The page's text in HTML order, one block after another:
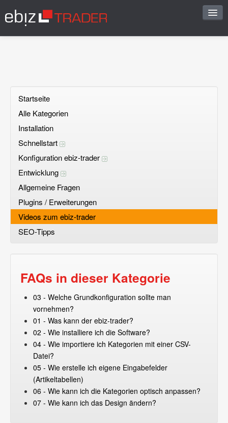
Frage stellen
Registrieren
Einloggen
Startseite
Alle Kategorien
Installation
Schnellstart
Konfiguration ebiz-trader
Entwicklung
Allgemeine Fragen
Plugins / Erweiterungen
Videos zum ebiz-trader
SEO-Tipps
FAQs in dieser Kategorie
03 - Welche Grundkonfiguration sollte man
vornehmen?
01 - Was kann der ebiz-trader?
02 - Wie installiere ich die Software?
04 - Wie importiere ich Kategorien mit einer CSV-
Datei?
05 - Wie erstelle ich eigene Eingabefelder
(Artikeltabellen)
06 - Wie kann ich die Kategorien optisch anpassen?
07 - Wie kann ich das Design ändern?